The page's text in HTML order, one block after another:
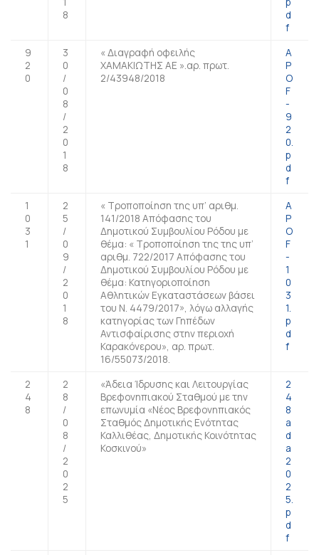
8
d
f
9
2
0
3
0
/
0
8
/
2
0
1
8
« Διαγραφή οφειλής
ΧΑΜΑΚΙΩΤΗΣ AE ».αρ. πρωτ.
2/43948/2018
A
P
O
F
-
9
2
0.
p
d
f
1
0
3
1
2
5
/
0
9
/
2
0
1
8
« Τροποποίηση της υπ’ αριθμ.
141/2018 Απόφασης του
Δημοτικού Συμβουλίου Ρόδου με
θέμα: « Τροποποίηση της της υπ’
αριθμ. 722/2017 Απόφασης του
Δημοτικού Συμβουλίου Ρόδου με
θέμα: Κατηγοριοποίηση
Αθλητικών Εγκαταστάσεων βάσει
του Ν. 4479/2017», λόγω αλλαγής
κατηγορίας των Γηπέδων
Αντισφαίρισης στην περιοχή
Καρακόνερου», αρ. πρωτ.
16/55073/2018.
A
P
O
F
-
1
0
3
1.
p
d
f
2
4
8
2
8
/
0
8
/
2
0
2
5
«Άδεια Ίδρυσης και Λειτουργίας
Βρεφονηπιακού Σταθμού με την
επωνυμία «Νέος Βρεφονηπιακός
Σταθμός Δημοτικής Ενότητας
Καλλιθέας, Δημοτικής Κοινότητας
Κοσκινού»
2
4
8
a
d
a
2
0
2
5.
p
d
f